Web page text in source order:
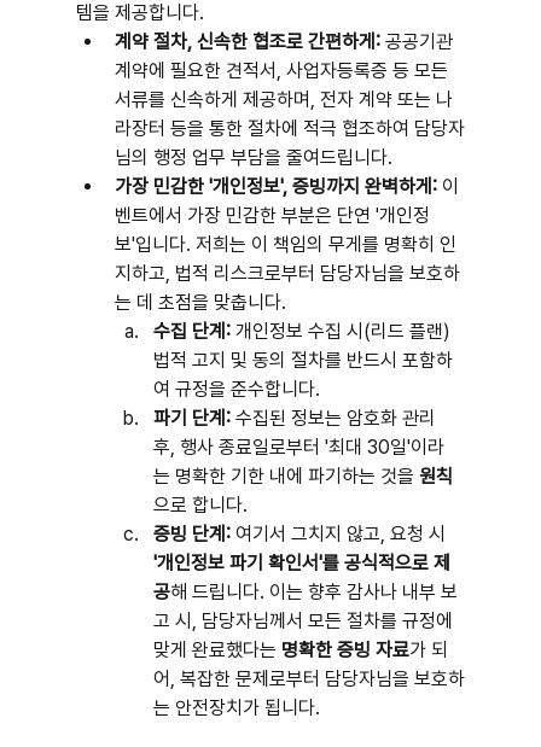
템을 제공합니다.
계약 절차, 신속한 협조로 간편하게: 공공기관
계약에 필요한 견적서, 사업자등록증 등 모든
서류를 신속하게 제공하며, 전자 계약 또는 나
라장터 등을 통한 절차에 적극 협조하여 담당자
님의 행정 업무 부담을 줄여드립니다.
가장 민감한 '개인정보', 증빙까지 완벽하게: 이
벤트에서 가장 민감한 부분은 단연 '개인정
보'입니다. 저희는 이 책임의 무게를 명확히 인
지하고, 법적 리스크로부터 담당자님을 보호하
는 데 초점을 맞춥니다.
수집 단계: 개인정보 수집 시(리드 플랜)
법적 고지 및 동의 절차를 반드시 포함하
여 규정을 준수합니다.
파기 단계: 수집된 정보는 암호화 관리
후, 행사 종료일로부터 '최대 30일'이라
는 명확한 기한 내에 파기하는 것을 원칙
으로 합니다.
증빙 단계: 여기서 그치지 않고, 요청 시
'개인정보 파기 확인서'를 공식적으로 제
공해 드립니다. 이는 향후 감사나 내부 보
고 시, 담당자님께서 모든 절차를 규정에
맞게 완료했다는 명확한 증빙 자료가 되
어, 복잡한 문제로부터 담당자님을 보호하
는 안전장치가 됩니다.